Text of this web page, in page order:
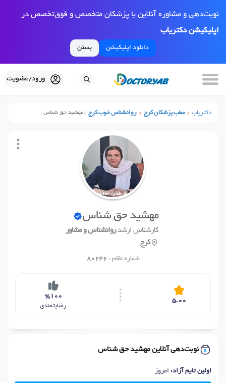
نوبت‌دهی و مشاوره آنلاین با پزشکان متخصص و فوق‌تخصص در
اپلیکیشن دکتریاب
دانلود اپلیکیشن بستن
ورود/عضویت
دکتریاب مطب پزشکان کرج روانشناس خوب کرج مهشید حق شناس
مهشید حق شناس
کارشناس ارشدروانشناس و مشاور
کرج
شماره نظام : 80246
5.00
%100
رضایتمندی
نوبت‌دهی آنلاین مهشید حق شناس
اولین تایم آزاد: امروز